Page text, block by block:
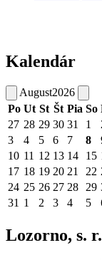
Kalendár
August2026
Po Ut St Št Pia So
27 28 29 30 31 1
3
4 5 6 7 8
10 11 12 13 14 15
17 18 19 20 21 22
24 25 26 27 28 29
31 1 2 3 4 5
Lozorno, s.